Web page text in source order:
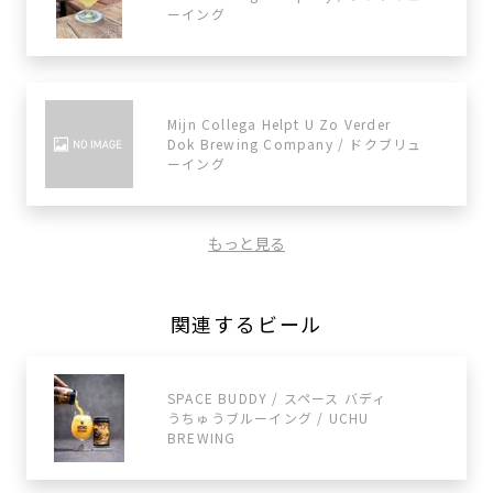
ーイング
Mijn Collega Helpt U Zo Verder
Dok Brewing Company / ドクブリュ
ーイング
もっと見る
関連するビール
SPACE BUDDY / スペース バディ
うちゅうブルーイング / UCHU
BREWING